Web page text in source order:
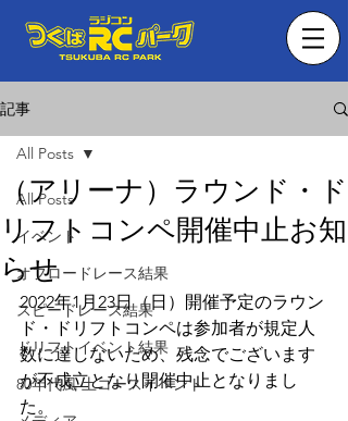
記事
All Posts
イベント
オフロードレース結果
スピードレース結果
ドリフトイベント結果
80年代風 土コースイベント
All Posts
（アリーナ）ラウンド・ド
リフトコンペ開催中止お知
らせ
2022年1月23日（日）開催予定のラウン
ド・ドリフトコンペは参加者が規定人
数に達しないため、残念でございます
が不成立となり開催中止となりまし
た。